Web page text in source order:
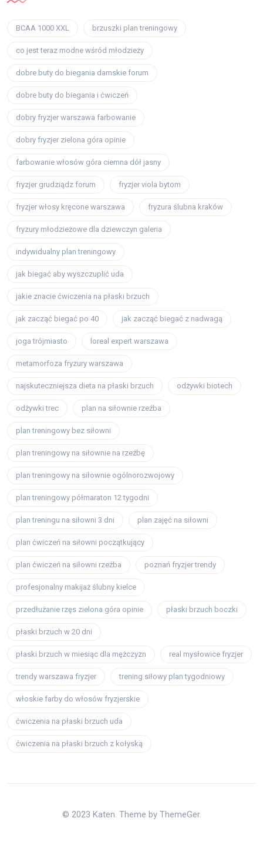
BCAA 1000 XXL brzuszki plan treningowy
co jest teraz modne wśród młodzieży
dobre buty do biegania damskie forum
dobre buty do biegania i ćwiczeń
dobry fryzjer warszawa farbowanie
dobry fryzjer zielona góra opinie
farbowanie włosów góra ciemna dół jasny
fryzjer grudziądz forum fryzjer viola bytom
fryzjer włosy kręcone warszawa fryzura ślubna kraków
fryzury młodzieżowe dla dziewczyn galeria
indywidualny plan treningowy
jak biegać aby wyszczuplić uda
jakie znacie ćwiczenia na płaski brzuch
jak zacząć biegać po 40 jak zacząć biegać z nadwagą
joga trójmiasto loreal expert warszawa
metamorfoza fryzury warszawa
najskuteczniejsza dieta na płaski brzuch odżywki biotech
odżywki trec plan na siłownie rzeźba
plan treningowy bez siłowni
plan treningowy na siłownie na rzeźbę
plan treningowy na siłownie ogólnorozwojowy
plan treningowy półmaraton 12 tygodni
plan treningu na siłowni 3 dni plan zajęć na siłowni
plan ćwiczeń na siłowni początkujący
plan ćwiczeń na siłowni rzeźba poznań fryzjer trendy
profesjonalny makijaż ślubny kielce
przedłużanie rzęs zielona góra opinie płaski brzuch boczki
płaski brzuch w 20 dni
płaski brzuch w miesiąc dla mężczyzn real mysłowice fryzjer
trendy warszawa fryzjer trening siłowy plan tygodniowy
włoskie farby do włosów fryzjerskie
ćwiczenia na płaski brzuch uda
ćwiczenia na płaski brzuch z kołyską
© 2023 Katen. Theme by ThemeGer.